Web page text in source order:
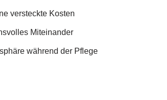
versteckte Kosten
Miteinander
während der Pflege